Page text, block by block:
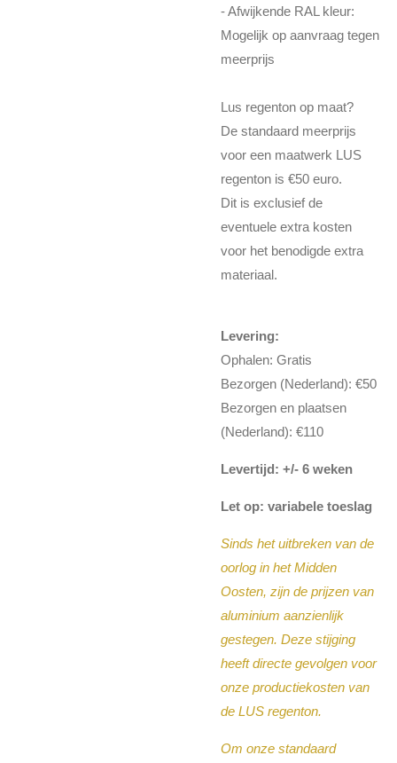
- Afwijkende RAL kleur:
Mogelijk op aanvraag tegen
meerprijs
Lus regenton op maat?
De standaard meerprijs
voor een maatwerk LUS
regenton is €50 euro.
Dit is exclusief de
eventuele extra kosten
voor het benodigde extra
materiaal.
Levering:
Ophalen: Gratis
Bezorgen (Nederland): €50
Bezorgen en plaatsen
(Nederland): €110
Levertijd: +/- 6 weken
Let op: variabele toeslag
Sinds het uitbreken van de
oorlog in het Midden
Oosten, zijn de prijzen van
aluminium aanzienlijk
gestegen. Deze stijging
heeft directe gevolgen voor
onze productiekosten van
de LUS regenton.
Om onze standaard